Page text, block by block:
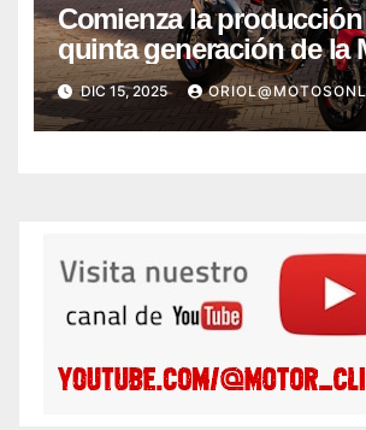
Comienza la producción
quinta generación de la
DIC 15, 2025